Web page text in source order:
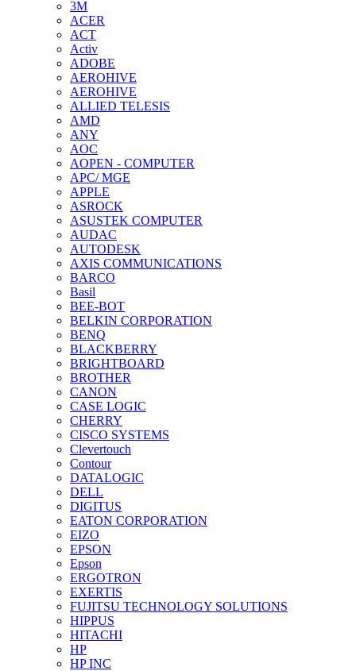
3M
ACER
ACT
Activ
ADOBE
AEROHIVE
AEROHIVE
ALLIED TELESIS
AMD
ANY
AOC
AOPEN - COMPUTER
APC/ MGE
APPLE
ASROCK
ASUSTEK COMPUTER
AUDAC
AUTODESK
AXIS COMMUNICATIONS
BARCO
Basil
BEE-BOT
BELKIN CORPORATION
BENQ
BLACKBERRY
BRIGHTBOARD
BROTHER
CANON
CASE LOGIC
CHERRY
CISCO SYSTEMS
Clevertouch
Contour
DATALOGIC
DELL
DIGITUS
EATON CORPORATION
EIZO
EPSON
Epson
ERGOTRON
EXERTIS
FUJITSU TECHNOLOGY SOLUTIONS
HIPPUS
HITACHI
HP
HP INC